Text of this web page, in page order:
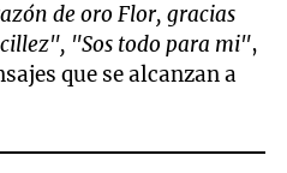
de oro Flor, gracias
"Sos todo para mi",
que se alcanzan a